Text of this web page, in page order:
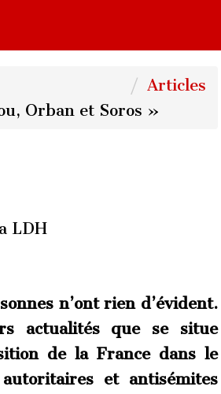
Articles
Orban et Soros »
LDH
n’ont rien d’évident.
actualités que se situe
de la France dans le
et antisémites